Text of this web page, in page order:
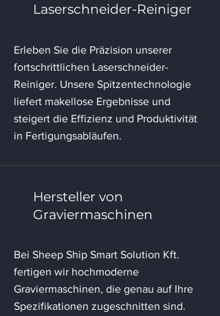
Laserschneider-Reiniger
Erleben Sie die Präzision unserer
fortschrittlichen Laserschneider-
Reiniger. Unsere Spitzentechnologie
liefert makellose Ergebnisse und
steigert die Effizienz und Produktivität
in Fertigungsabläufen.
Hersteller von
Graviermaschinen
Bei Sheep Ship Smart Solution Kft.
fertigen wir hochmoderne
Graviermaschinen, die genau auf Ihre
Spezifikationen zugeschnitten sind.